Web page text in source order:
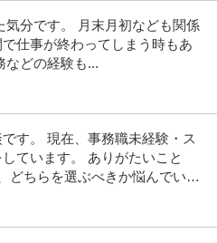
分です。 月末月初なども関係
仕事が終わってしまう時もあ
などの経験も...
す。 現在、事務職未経験・ス
ています。 ありがたいこと
どちらを選ぶべきか悩んでいま